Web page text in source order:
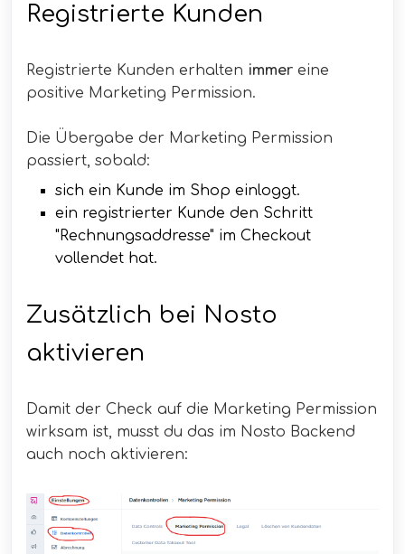
Registrierte Kunden
Registrierte Kunden erhalten immer eine
positive Marketing Permission.
Die Übergabe der Marketing Permission
passiert, sobald:
sich ein Kunde im Shop einloggt.
ein registrierter Kunde den Schritt
"Rechnungsaddresse" im Checkout
vollendet hat.
Zusätzlich bei Nosto
aktivieren
Damit der Check auf die Marketing Permission
wirksam ist, musst du das im Nosto Backend
auch noch aktivieren: